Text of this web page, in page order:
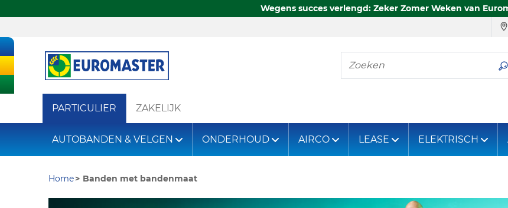
Wegens succes verlengd: Zeker Zomer Weken van
Zoeken
PARTICULIER ZAKELIJK
AUTOBANDEN & VELGEN ONDERHOUD AIRCO LEASE ELEKTRISCH
Home Banden met bandenmaat